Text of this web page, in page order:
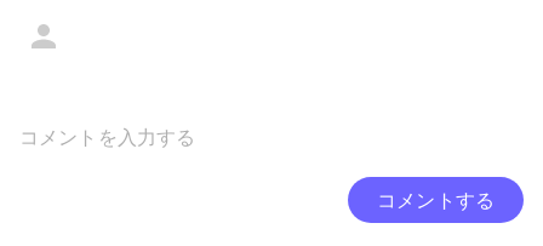
コメントする